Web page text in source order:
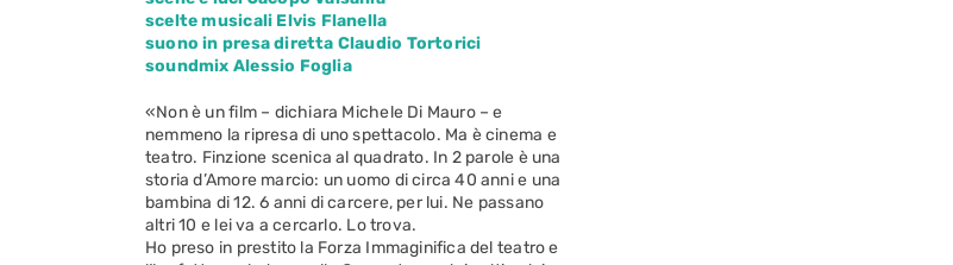
scelte musicali Elvis Flanella
suono in presa diretta Claudio Tortorici
soundmix Alessio Foglia
«Non è un film – dichiara Michele Di Mauro – e
nemmeno la ripresa di uno spettacolo. Ma è cinema e
teatro. Finzione scenica al quadrato. In 2 parole è una
storia d’Amore marcio: un uomo di circa 40 anni e una
bambina di 12. 6 anni di carcere, per lui. Ne passano
altri 10 e lei va a cercarlo. Lo trova.
Ho preso in prestito la Forza Immaginifica del teatro e